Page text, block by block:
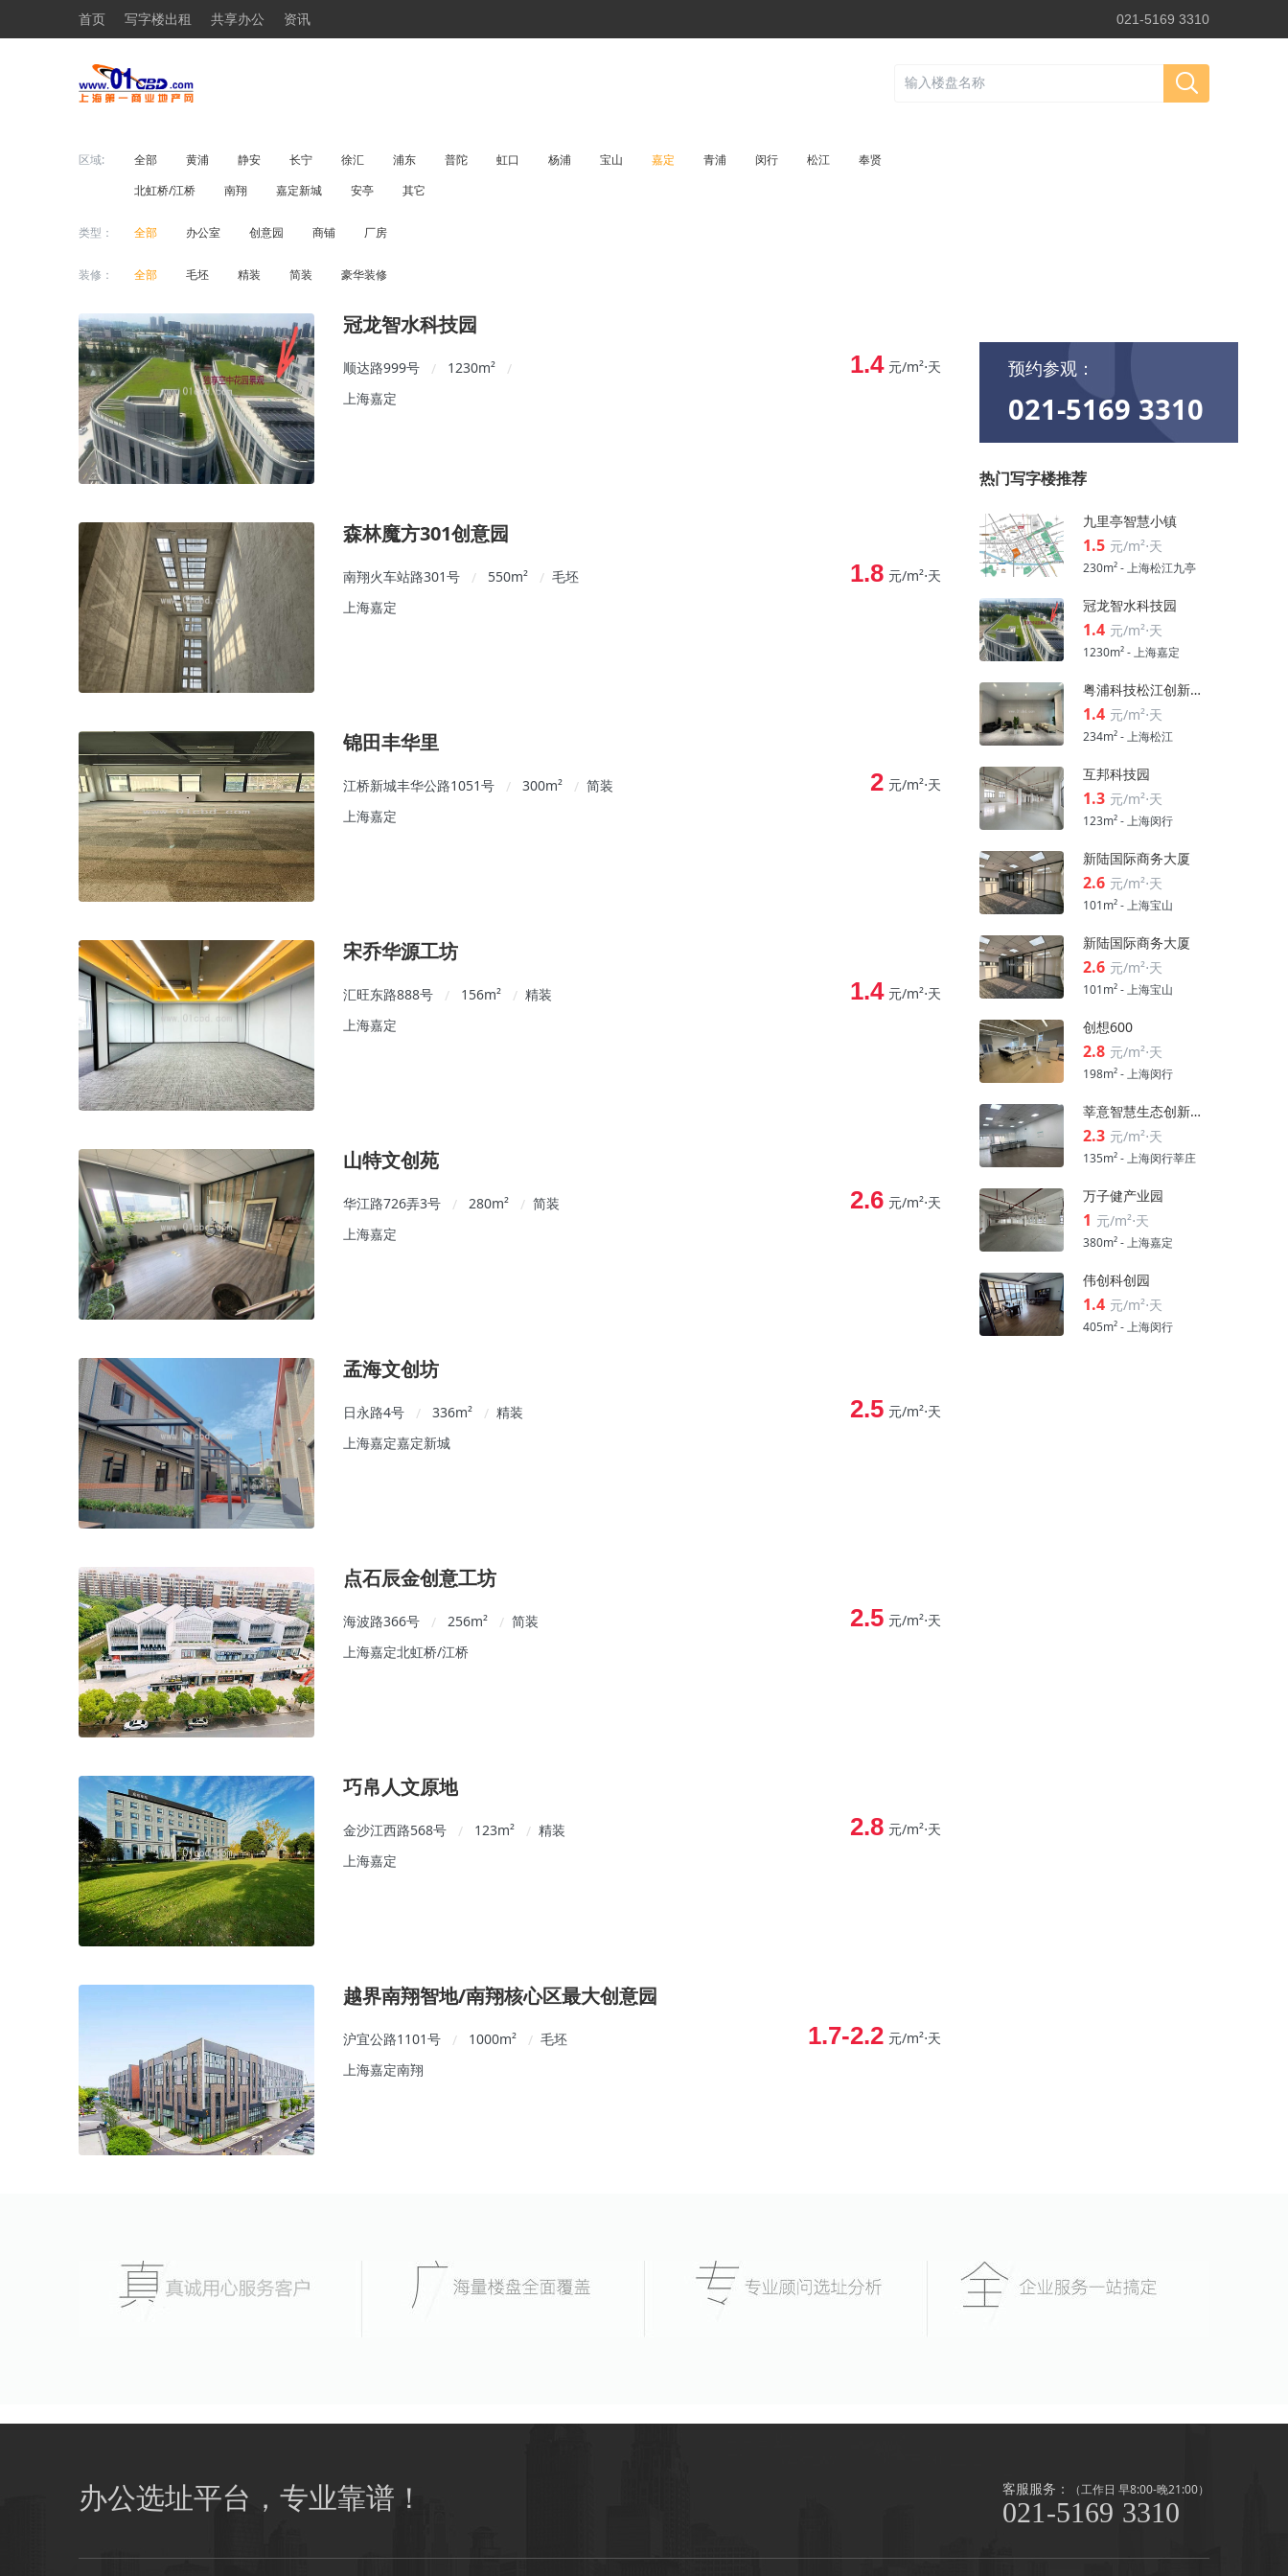
首页 写字楼出租 共享办公 资讯 021-5169 3310
区域: 全部 黄浦 静安 长宁 徐汇 浦东 普陀 虹口 杨浦 宝山 嘉定 青浦 闵行 松江
奉贤
北虹桥/江桥
南翔 嘉定新城 安亭 其它
类型： 全部 办公室 创意园 商铺 厂房
装修： 全部 毛坯 精装 简装 豪华装修
冠龙智水科技园
顺达路999号 / 1230m²
/
上海嘉定
1.4 元/m²⋅天
森林魔方301创意园
南翔火车站路301号 / 550m² / 毛坯
上海嘉定
1.8 元/m²⋅天
锦田丰华里
江桥新城丰华公路1051号 / 300m² / 简装
上海嘉定
2 元/m²⋅天
宋乔华源工坊
汇旺东路888号 / 156m² / 精装
上海嘉定
1.4 元/m²⋅天
山特文创苑
华江路726弄3号 / 280m² / 简装
上海嘉定
2.6 元/m²⋅天
孟海文创坊
日永路4号 / 336m² / 精装
上海嘉定嘉定新城
2.5 元/m²⋅天
点石辰金创意工坊
海波路366号 / 256m² / 简装
上海嘉定北虹桥/江桥
2.5 元/m²⋅天
巧帛人文原地
金沙江西路568号 / 123m² / 精装
上海嘉定
2.8 元/m²⋅天
越界南翔智地/南翔核心区最大创意园
沪宜公路1101号 / 1000m² / 毛坯
上海嘉定南翔
1.7-2.2 元/m²⋅天
预约参观：
021-5169 3310
热门写字楼推荐
九里亭智慧小镇
1.5 元/m²⋅天
230m² - 上海松江九亭
冠龙智水科技园
1.4 元/m²⋅天
1230m² - 上海嘉定
粤浦科技松江创新中心
1.4 元/m²⋅天
234m² - 上海松江
互邦科技园
1.3 元/m²⋅天
123m² - 上海闵行
新陆国际商务大厦
2.6 元/m²⋅天
101m² - 上海宝山
新陆国际商务大厦
2.6 元/m²⋅天
101m² - 上海宝山
创想600
2.8 元/m²⋅天
198m² - 上海闵行
莘意智慧生态创新科技园
2.3 元/m²⋅天
135m² - 上海闵行莘庄
万子健产业园
1 元/m²⋅天
380m² - 上海嘉定
伟创科创园
1.4 元/m²⋅天
405m² - 上海闵行
办公选址平台，专业靠谱！ 客服服务： （工作日 早8:00-晚21:00）
021-5169 3310